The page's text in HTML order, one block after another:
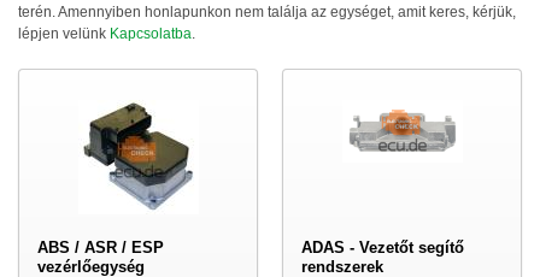
terén. Amennyiben honlapunkon nem találja az egységet, amit keres, kérjük,
lépjen velünk Kapcsolatba.
ABS / ASR / ESP
vezérlőegység
ADAS - Vezetőt segítő
rendszerek